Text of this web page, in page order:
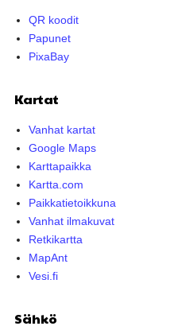
QR koodit
Papunet
PixaBay
Kartat
Vanhat kartat
Google Maps
Karttapaikka
Kartta.com
Paikkatietoikkuna
Vanhat ilmakuvat
Retkikartta
MapAnt
Vesi.fi
Sähkö